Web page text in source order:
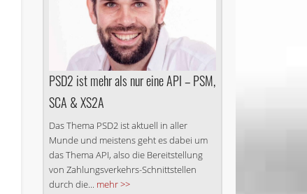
PSD2 ist mehr als nur eine API – PSM,
SCA & XS2A
Das Thema PSD2 ist aktuell in aller
Munde und meistens geht es dabei um
das Thema API, also die Bereitstellung
von Zahlungsverkehrs-Schnittstellen
durch die... mehr >>